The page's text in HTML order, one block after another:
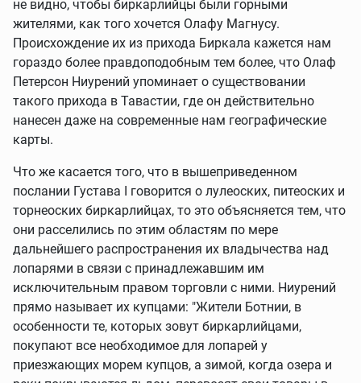
не видно, чтобы биркарлийцы были горными
жителями, как того хочется Олафу Магнусу.
Происхождение их из прихода Биркала кажется нам
гораздо более правдоподобным тем более, что Олаф
Петерсон Ниурений упоминает о существовании
такого прихода в Тавастии, где он действительно
нанесен даже на современные нам географические
карты.
Что же касается того, что в вышеприведенном
послании Густава I говорится о лулеоских, питеоских и
торнеоских биркарлийцах, то это объясняется тем, что
они расселились по этим областям по мере
дальнейшего распространения их владычества над
лопарями в связи с принадлежавшим им
исключительным правом торговли с ними. Ниурений
прямо называет их купцами: "Жители Ботнии, в
особенности те, которых зовут биркарлийцами,
покупают все необходимое для лопарей у
приезжающих морем купцов, а зимой, когда озера и